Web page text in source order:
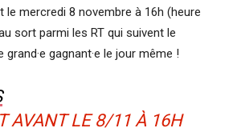
le mercredi 8 novembre à 16h (heure
sort parmi les RT qui suivent le
grand·e gagnant·e le jour même !
AVANT LE 8/11 À 16H